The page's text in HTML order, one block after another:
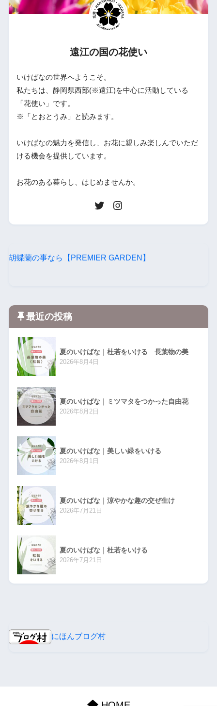
遠江の国の花使い
いけばなの世界へようこそ。
私たちは、静岡県西部(※遠江)を中心に活動している
「花使い」です。
※「とおとうみ」と読みます。
いけばなの魅力を発信し、お花に親しみ楽しんでいただ
ける機会を提供しています。
お花のある暮らし、はじめませんか。
胡蝶蘭の事なら【PREMIER GARDEN】
最近の投稿
夏のいけばな｜杜若をいける 長葉物の美
2026年8月4日
夏のいけばな｜ミツマタをつかった自由花
2026年8月2日
夏のいけばな｜美しい緑をいける
2026年8月1日
夏のいけばな｜涼やかな趣の交ぜ生け
2026年7月21日
夏のいけばな｜杜若をいける
2026年7月21日
にほんブログ村